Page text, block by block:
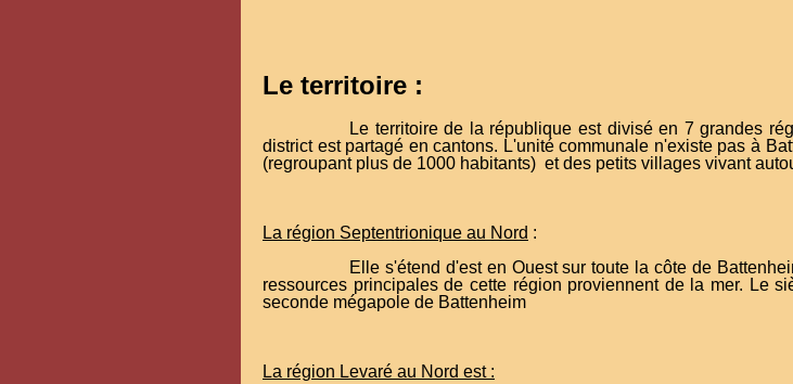
Le territoire :
Le territoire de la république est divisé en 7 grandes
district est partagé en cantons. L'unité communale n'existe pas à
(regroupant plus de 1000 habitants) et des petits villages vivant
La région Septentrionique au Nord :
Elle s'étend d'est en Ouest sur toute la côte de
ressources principales de cette région proviennent de la mer. Le
seconde mégapole de Battenheim
La région Levaré au Nord est :